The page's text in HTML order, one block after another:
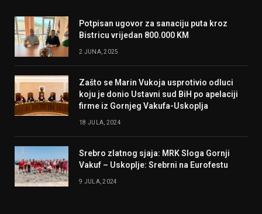
Potpisan ugovor za sanaciju puta kroz
Bistricu vrijedan 800.000 KM
2 JUNA, 2025
Zašto se Marin Vukoja usprotivio odluci
koju je donio Ustavni sud BiH po apelaciji
firme iz Gornjeg Vakufa-Uskoplja
18 JULA, 2024
Srebro zlatnog sjaja: MRK Sloga Gornji
Vakuf – Uskoplje: Srebrni na Eurofestu
9 JULA, 2024